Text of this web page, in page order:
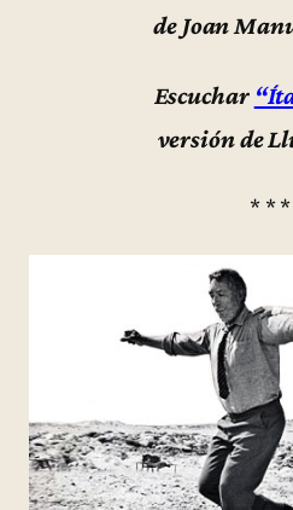
de Joan
Escuchar
versión de
* * *